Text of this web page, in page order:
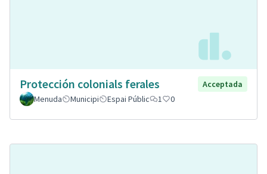
Protección colonials ferales
Acceptada
Menuda
Municipi Espai Públic 1 0